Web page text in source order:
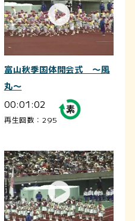
富山秋季国体開会式 ～風
丸～
00:01:02
再生回数：295